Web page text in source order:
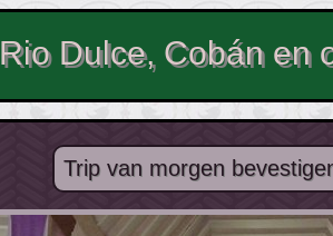
Rio Dulce, Cobán en
Trip van morgen